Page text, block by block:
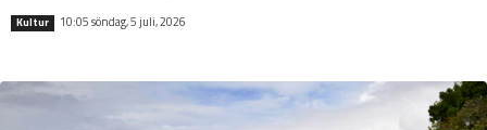
Kultur 10:05 söndag, 5 juli, 2026